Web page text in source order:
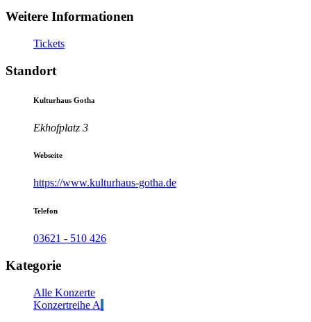
Weitere Informationen
Tickets
Standort
Kulturhaus Gotha
Ekhofplatz 3
Webseite
https://www.kulturhaus-gotha.de
Telefon
03621 - 510 426
Kategorie
Alle Konzerte
Konzertreihe A